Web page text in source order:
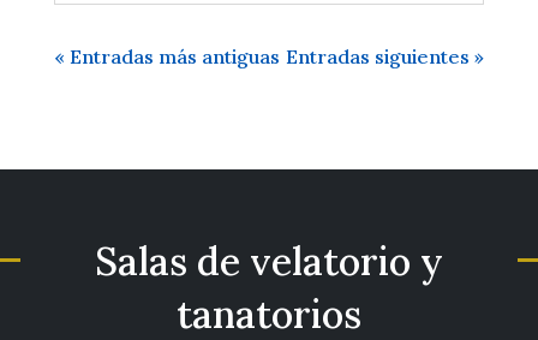
« Entradas más antiguas Entradas siguientes »
Salas de velatorio y
tanatorios